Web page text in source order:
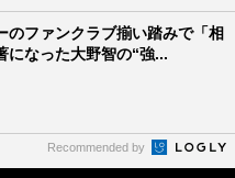
のファンクラブ揃い踏みで「相
になった大野智の“強...
Recommended by